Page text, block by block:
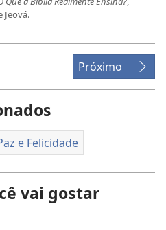
Jeová.
Próximo
e Felicidade
vai gostar